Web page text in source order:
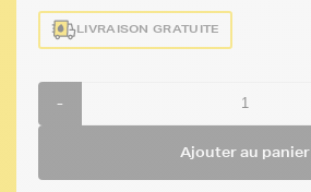
LIVRAISON GRATUITE
-
Ajouter au panier